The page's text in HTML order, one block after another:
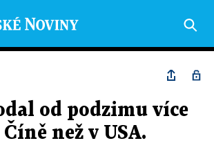
od podzimu více
než v USA.